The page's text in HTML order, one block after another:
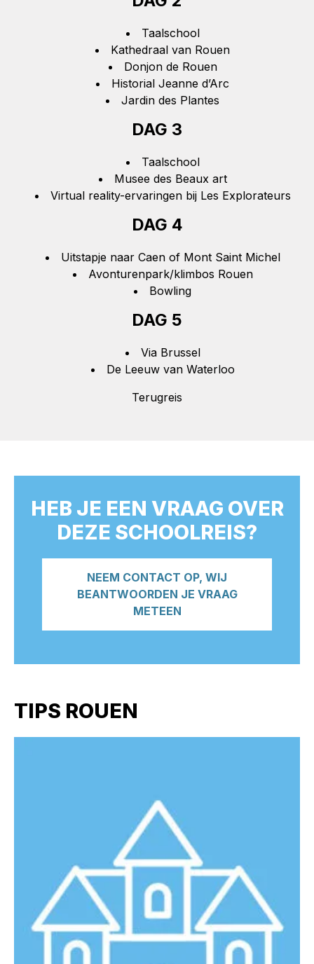
Taalschool
Kathedraal van Rouen
Donjon de Rouen
Historial Jeanne d’Arc
Jardin des Plantes
DAG 3
Taalschool
Musee des Beaux art
Virtual reality-ervaringen bij Les Explorateurs
DAG 4
Uitstapje naar Caen of Mont Saint Michel
Avonturenpark/klimbos Rouen
Bowling
DAG 5
Via Brussel
De Leeuw van Waterloo
Terugreis
HEB JE EEN VRAAG OVER
DEZE SCHOOLREIS?
NEEM CONTACT OP, WIJ
BEANTWOORDEN JE VRAAG
METEEN
TIPS ROUEN